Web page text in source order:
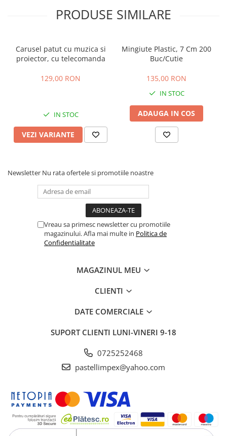
PRODUSE SIMILARE
Carusel patut cu muzica si
proiector, cu telecomanda
129,00 RON
IN STOC
VEZI VARIANTE
Mingiute Plastic, 7 Cm 200
Buc/Cutie
135,00 RON
IN STOC
ADAUGA IN COS
Newsletter Nu rata ofertele si promotiile noastre
Vreau sa primesc newsletter cu promotiile
magazinului. Afla mai multe in Politica de
Confidentialitate
MAGAZINUL MEU
CLIENTI
DATE COMERCIALE
SUPORT CLIENTI LUNI-VINERI 9-18
0725252468
pastellimpex@yahoo.com